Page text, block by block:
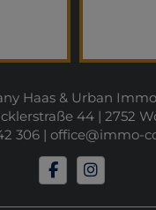
Haas & Urban
44 | 2752
306 | office@immo-